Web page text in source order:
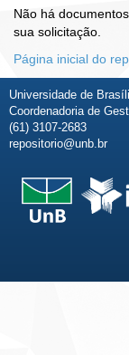
Não há
sua solicitação.
Página inicial do
Universidade de
Coordenadoria de
(61) 3107-2683
repositorio@unb.br